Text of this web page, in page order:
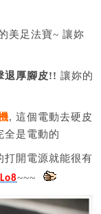
美足法寶~ 讓妳
退厚腳皮!! 讓妳的
, 這個電動去硬皮
全是電動的
打開電源就能很有
~~~